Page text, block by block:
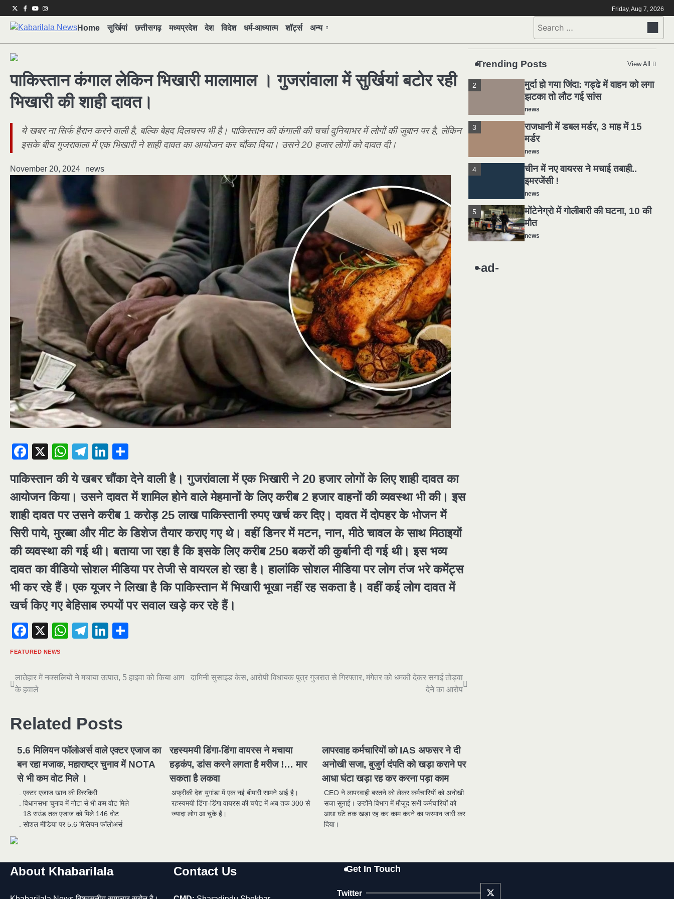
Skip
to
content
Twitter
Facebook
YoutubeInstagram Friday, Aug 7, 2026
Home सुर्खियां छत्तीसगढ़ मध्यप्रदेश देश विदेश धर्म-आध्यात्म शॉर्ट्स अन्य
Search
पाकिस्तान कंगाल लेकिन भिखारी मालामाल । गुजरांवाला में सुर्खियां बटोर रही
भिखारी की शाही दावत।
ये खबर ना सिर्फ हैरान करने वाली है, बल्कि बेहद दिलचस्प भी है। पाकिस्तान की कंगाली की चर्चा दुनियाभर में लोगों की जुबान पर है, लेकिन
इसके बीच गुजरावाला में एक भिखारी ने शाही दावत का आयोजन कर चौंका दिया। उसने 20 हजार लोगों को दावत दी।
November 20, 2024 news
Facebook
X WhatsApp
Telegram
LinkedIn
पाकिस्तान की ये खबर चौंका देने वाली है। गुजरांवाला में एक भिखारी ने 20 हजार लोगों के लिए शाही दावत का
आयोजन किया। उसने दावत में शामिल होने वाले मेहमानों के लिए करीब 2 हजार वाहनों की व्यवस्था भी की। इस
शाही दावत पर उसने करीब 1 करोड़ 25 लाख पाकिस्तानी रुपए खर्च कर दिए। दावत में दोपहर के भोजन में
सिरी पाये, मुरब्बा और मीट के डिशेज तैयार कराए गए थे। वहीं डिनर में मटन, नान, मीठे चावल के साथ मिठाइयों
की व्यवस्था की गई थी। बताया जा रहा है कि इसके लिए करीब 250 बकरों की कुर्बानी दी गई थी। इस भव्य
दावत का वीडियो सोशल मीडिया पर तेजी से वायरल हो रहा है। हालांकि सोशल मीडिया पर लोग तंज भरे कमेंट्स
भी कर रहे हैं। एक यूजर ने लिखा है कि पाकिस्तान में भिखारी भूखा नहीं रह सकता है। वहीं कई लोग दावत में
खर्च किए गए बेहिसाब रुपयों पर सवाल खड़े कर रहे हैं।
Facebook
X WhatsApp
Telegram
LinkedIn
FEATURED NEWS
Post
लातेहार में नक्सलियों ने मचाया उत्पात, 5 हाइवा को किया आग
के हवाले
दामिनी सुसाइड केस, आरोपी विधायक पुत्र गुजरात से गिरफ्तार, मंगेतर को धमकी देकर सगाई तोड़वा
देने का आरोप
Related Posts
5.6 मिलियन फॉलोअर्स वाले एक्टर एजाज का
बन रहा मजाक, महाराष्ट्र चुनाव में NOTA
से भी कम वोट मिले ।
. एक्टर एजाज खान की किरकिरी
. विधानसभा चुनाव में नोटा से भी कम वोट मिले
. 18 राउंड तक एजाज को मिले 146 वोट
. सोशल मीडिया पर 5.6 मिलियन फॉलोअर्स
रहस्यमयी डिंगा-डिंगा वायरस ने मचाया
हड़कंप, डांस करने लगता है मरीज !… मार
सकता है लकवा
अफ्रीकी देश युगांडा में एक नई बीमारी सामने आई है।
रहस्यमयी डिंगा-डिंगा वायरस की चपेट में अब तक 300 से
ज्‍यादा लोग आ चुके हैं।
लापरवाह कर्मचारियों को IAS अफसर ने दी
अनोखी सजा, बुजुर्ग दंपति को खड़ा कराने पर
आधा घंटा खड़ा रह कर करना पड़ा काम
CEO ने लापरवाही बरतने को लेकर कर्मचारियों को अनोखी
सजा सुनाई। उन्होंने विभाग में मौजूद सभी कर्मचारियों को
आधा घंटे तक खड़ा रह कर काम करने का फरमान जारी कर
दिया।
Trending Posts View All
news
1
यमदूत बना डॉक्टर, 6 लोगों को रौंदा, 2
news
2
मुर्दा हो गया जिंदा: गड्ढे में वाहन को लगा
झटका तो लौट गई सांस
news
3
राजधानी में डबल मर्डर, 3 माह में 15
मर्डर
news
4
चीन में नए वायरस ने मचाई तबाही..
इमरजेंसी !
news
5
मोंटेनेग्रो में गोलीबारी की घटना, 10 की
मौत
news
-ad-
About Khabarilala Contact Us Get In Touch
Twitter